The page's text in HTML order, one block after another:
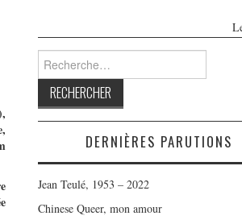
Les
Rechercher :
DERNIÈRES PARUTIONS
Jean Teulé, 1953 – 2022
Chinese Queer, mon amour